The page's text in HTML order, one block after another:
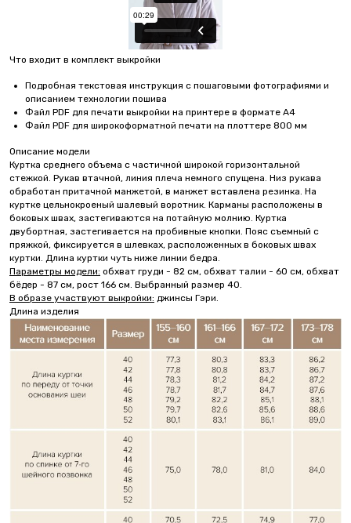
Что входит в комплект выкройки
Подробная текстовая инструкция с пошаговыми фотографиями и
описанием технологии пошива
Файл PDF для печати выкройки на принтере в формате А4
Файл PDF для широкоформатной печати на плоттере 800 мм
Описание модели
Куртка среднего объема с частичной широкой горизонтальной
стежкой. Рукав втачной, линия плеча немного спущена. Низ рукава
обработан притачной манжетой, в манжет вставлена резинка. На
куртке цельнокроеный шалевый воротник. Карманы расположены в
боковых швах, застегиваются на потайную молнию. Куртка
двубортная, застегивается на пробивные кнопки. Пояс съемный с
пряжкой, фиксируется в шлевках, расположенных в боковых швах
куртки. Длина куртки чуть ниже линии бедра.
Параметры модели: обхват груди - 82 см, обхват талии - 60 см, обхват
бёдер - 87 см, рост 166 см. Выбранный размер 40.
В образе участвуют выкройки: джинсы Гэри.
Длина изделия